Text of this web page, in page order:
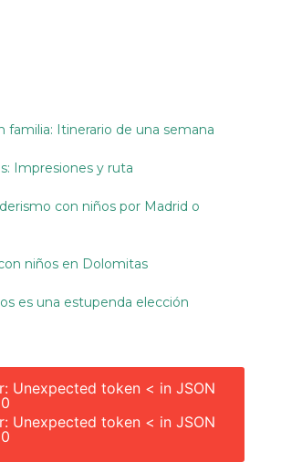
familia: Itinerario de una semana
Impresiones y ruta
con niños por Madrid o
niños en Dolomitas
es una estupenda elección
Unexpected token < in JSON
Unexpected token < in JSON